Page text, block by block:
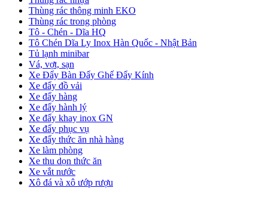
Thùng rác thông minh EKO
Thùng rác trong phòng
Tô - Chén - Dĩa HQ
Tô Chén Dĩa Ly Inox Hàn Quốc - Nhật Bản
Tủ lạnh minibar
Vá, vợt, sạn
Xe Đẩy Bàn Đẩy Ghế Đẩy Kính
Xe đẩy đồ vải
Xe đẩy hàng
Xe đẩy hành lý
Xe đẩy khay inox GN
Xe đẩy phục vụ
Xe đẩy thức ăn nhà hàng
Xe làm phòng
Xe thu dọn thức ăn
Xe vắt nước
Xô đá và xô ướp rượu